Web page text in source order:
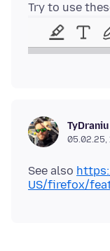
Try to use
TyDraniu
05.02.25,
See also
US/firefox/